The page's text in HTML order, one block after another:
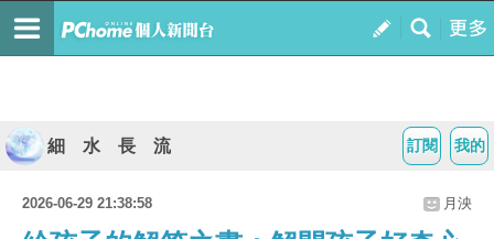
我的
訂閱
細 水 長 流
2026-06-29 21:38:58 月泱